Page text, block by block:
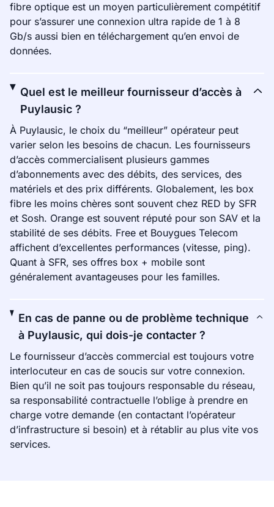
fibre optique est un moyen particulièrement compétitif
pour s’assurer une connexion ultra rapide de 1 à 8
Gb/s aussi bien en téléchargement qu’en envoi de
données.
Quel est le meilleur fournisseur d’accès à
Puylausic ?
À Puylausic, le choix du “meilleur” opérateur peut
varier selon les besoins de chacun. Les fournisseurs
d’accès commercialisent plusieurs gammes
d’abonnements avec des débits, des services, des
matériels et des prix différents. Globalement, les box
fibre les moins chères sont souvent chez RED by SFR
et Sosh. Orange est souvent réputé pour son SAV et la
stabilité de ses débits. Free et Bouygues Telecom
affichent d’excellentes performances (vitesse, ping).
Quant à SFR, ses offres box + mobile sont
généralement avantageuses pour les familles.
En cas de panne ou de problème technique
à Puylausic, qui dois-je contacter ?
Le fournisseur d’accès commercial est toujours votre
interlocuteur en cas de soucis sur votre connexion.
Bien qu’il ne soit pas toujours responsable du réseau,
sa responsabilité contractuelle l’oblige à prendre en
charge votre demande (en contactant l’opérateur
d’infrastructure si besoin) et à rétablir au plus vite vos
services.